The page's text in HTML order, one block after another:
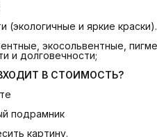
(экологичные и яркие краски).
экосольвентные,
и долговечности;
В СТОИМОСТЬ?
подрамник
картину.